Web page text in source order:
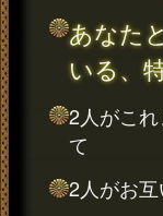
あなた
いる、
2人がこれ
て
2人がお互